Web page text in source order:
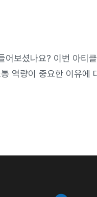
어보셨나요? 이번 아티
역량이 중요한 이유에